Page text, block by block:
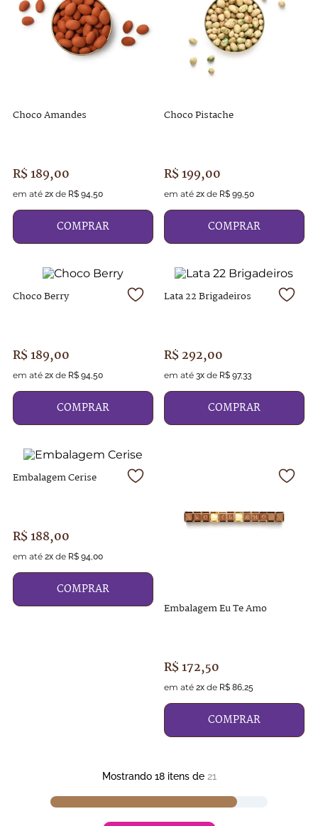
Choco Amandes
R$ 189,00
em até 2xde R$ 94,50
COMPRAR
Choco Pistache
R$ 199,00
em até 2xde R$ 99,50
COMPRAR
Choco Berry
R$ 189,00
em até 2xde R$ 94,50
COMPRAR
Lata 22 Brigadeiros
R$ 292,00
em até 3xde R$ 97,33
COMPRAR
Embalagem Cerise
R$ 188,00
em até 2xde R$ 94,00
COMPRAR
Embalagem Eu Te Amo
R$ 172,50
em até 2xde R$ 86,25
COMPRAR
Mostrando 18itens de 21